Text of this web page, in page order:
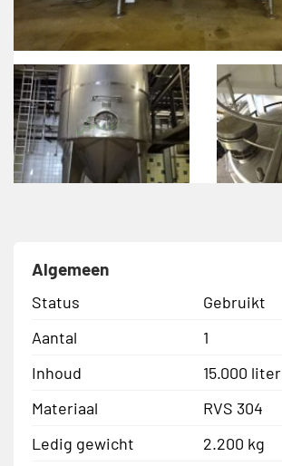
Algemeen
Status
Gebruikt
Aantal
1
Inhoud
15.000 liter
Materiaal
RVS 304
Ledig gewicht
2.200 kg